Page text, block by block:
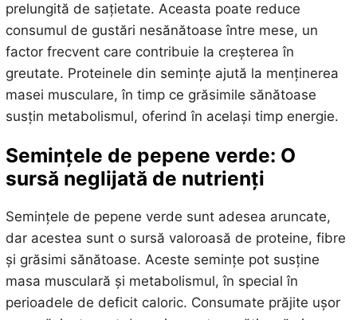
prelungită de sațietate. Aceasta poate reduce
consumul de gustări nesănătoase între mese, un
factor frecvent care contribuie la creșterea în
greutate. Proteinele din semințe ajută la menținerea
masei musculare, în timp ce grăsimile sănătoase
susțin metabolismul, oferind în același timp energie.
Semințele de pepene verde: O
sursă neglijată de nutrienți
Semințele de pepene verde sunt adesea aruncate,
dar acestea sunt o sursă valoroasă de proteine, fibre
și grăsimi sănătoase. Aceste semințe pot susține
masa musculară și metabolismul, în special în
perioadele de deficit caloric. Consumate prăjite ușor